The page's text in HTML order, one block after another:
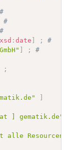
#
#
#
xsd :date ;
#
;
#
;
] gematik.de"
alle Resourcen